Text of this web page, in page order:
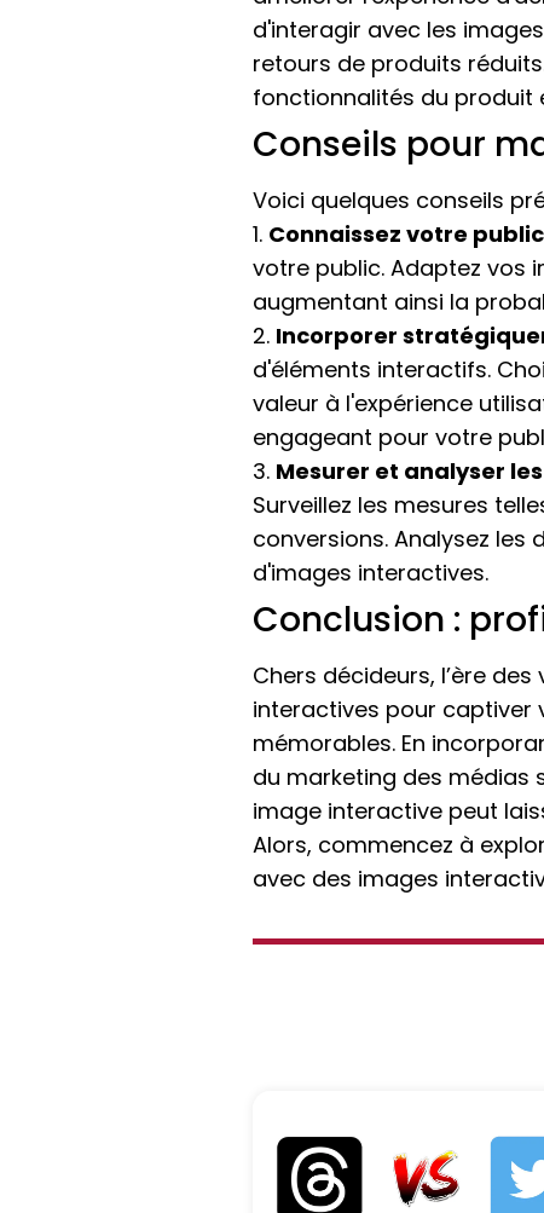
d'interagir avec les
retours de produits
fonctionnalités du produit
Conseils pour
Voici quelques conseils
1. Connaissez votre
votre public. Adaptez vos
augmentant ainsi la
2. Incorporer
d'éléments interactifs.
valeur à l'expérience
engageant pour votre
3. Mesurer et analyser
Surveillez les mesures
conversions. Analysez
d'images interactives.
Conclusion :
Chers décideurs, l’ère
interactives pour captiver
mémorables. En
du marketing des médias
image interactive peut
Alors, commencez à
avec des images